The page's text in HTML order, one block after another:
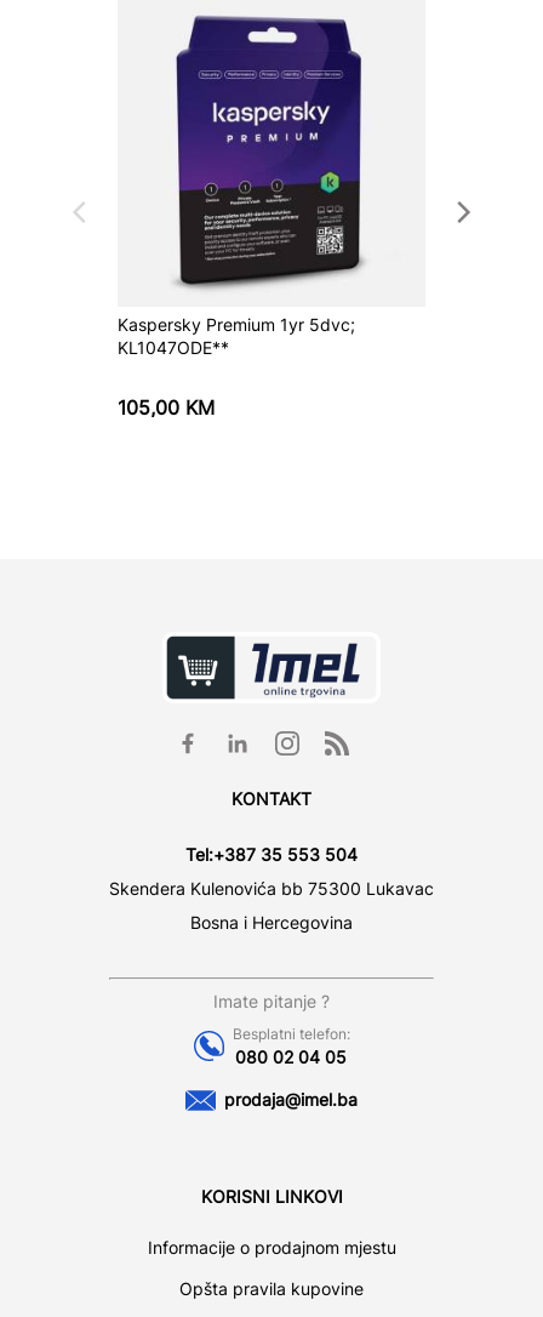
Kaspersky Premium 1yr 5dvc;
KL1047ODE**
105,00 KM
KONTAKT
Tel:+387 35 553 504
Skendera Kulenovića bb 75300 Lukavac
Bosna i Hercegovina
Imate pitanje ?
Besplatni telefon:
080 02 04 05
prodaja@imel.ba
KORISNI LINKOVI
Informacije o prodajnom mjestu
Opšta pravila kupovine